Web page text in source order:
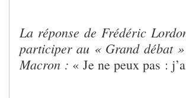
La réponse de Frédéric
participer au « Grand débat
Macron : « Je ne peux pas :